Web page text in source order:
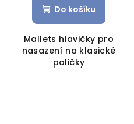
Do košíku
Mallets hlavičky pro
nasazení na klasické
paličky